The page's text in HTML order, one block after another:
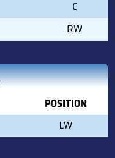
C
RW
POSITION
LW